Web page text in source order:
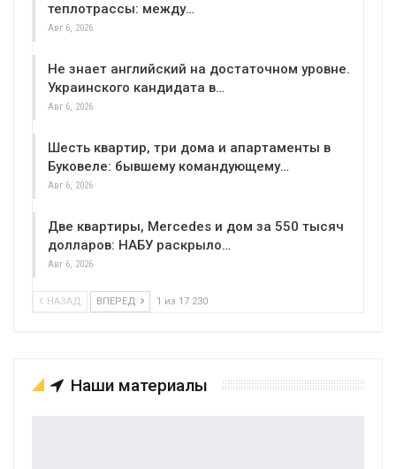
теплотрассы: между…
Авг 6, 2026
Не знает английский на достаточном уровне.
Украинского кандидата в…
Авг 6, 2026
Шесть квартир, три дома и апартаменты в
Буковеле: бывшему командующему…
Авг 6, 2026
Две квартиры, Mercedes и дом за 550 тысяч
долларов: НАБУ раскрыло…
Авг 6, 2026
НАЗАД ВПЕРЕД 1 из 17 230
Наши материалы